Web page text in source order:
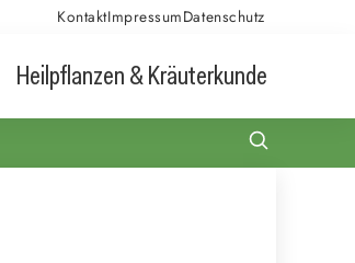
KontaktImpressumDatenschutz
Heilpflanzen & Kräuterkunde